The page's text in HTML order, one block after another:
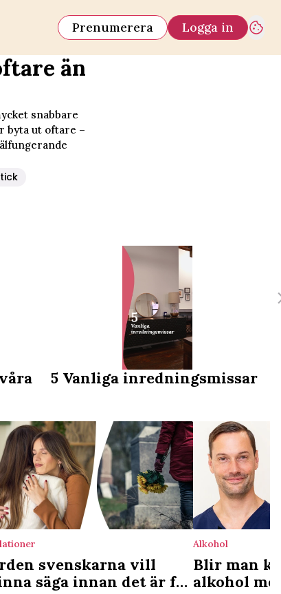
Prenumerera Logga in
än
snabbare
byta ut oftare –
5 Vanliga inredningsmissar
svenskarna vill
säga innan det är för
Alkohol
Blir man
alkohol